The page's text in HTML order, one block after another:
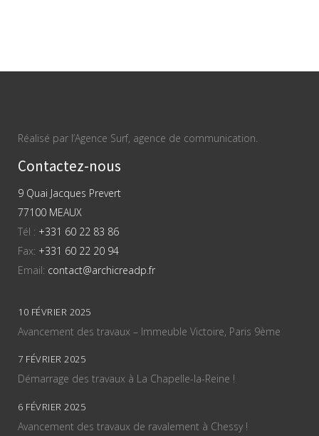
Réalisé par l’Agence Surf, agence de communication.
Contactez-nous
9 Quai Jacques Prevert
77100 MEAUX
Tél : +331 60 22 83 86
Fax: +331 60 22 20 94
Email: contact@archicreadp.fr
10 FÉVRIER 2025
Avancement des travaux – Immeuble Victoire, Paris 9ème
7 FÉVRIER 2025
Démarrage des travaux à La Chapelle-la-Reine !
6 FÉVRIER 2025
Avancement des travaux de ravalement à Chessy !